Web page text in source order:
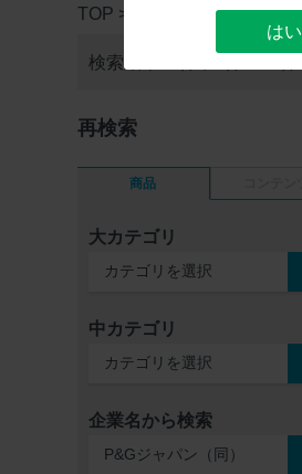
はい
TOP > 検索結果一覧
検索結果16件中
再検索
商品
大カテゴリ
中カテゴリ
企業名から検索